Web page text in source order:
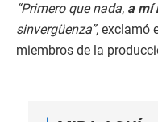
“Primero que nada, a mí
sinvergüenza”, exclamó
miembros de la